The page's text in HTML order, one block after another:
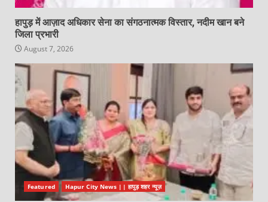
हापुड़ में आज़ाद अधिकार सेना का संगठनात्मक विस्तार, नदीम खान बने
जिला प्रभारी
August 7, 2026
Featured Hapur City News || हापुड़ शहर न्यूज़